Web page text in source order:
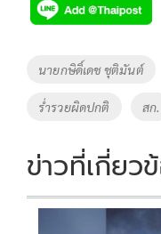
e
b
o
o
k
tt
er
p
y
Li
k
Tags
นายกษิดิ์เดช ชุติมันต์
ร่ำรวยผิดปกติ สก.
ข่าวที่เกี่ยว